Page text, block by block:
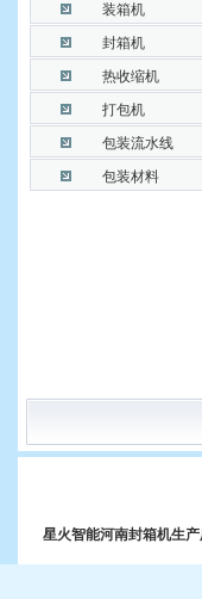
装箱机
封箱机
热收缩机
打包机
包装流水线
包装材料
星火智能河南封箱机生